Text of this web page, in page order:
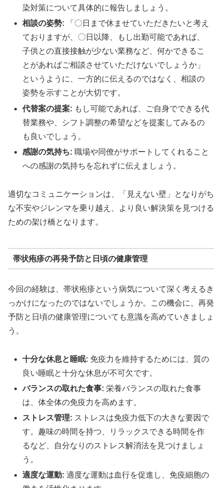
染対策について具体的に報告しましょう。
相談の姿勢: 「〇日まで休ませていただきたいと考え
ておりますが、〇日以降、もし出勤可能であれば、
子供との直接接触が少ない業務など、何かできるこ
とがあればご相談させていただけないでしょうか」
というように、一方的に伝えるのではなく、相談の
姿勢を示すことが大切です。
代替案の提案: もし可能であれば、ご自身でできる代
替業務や、シフト調整の希望などを提案してみるの
も良いでしょう。
感謝の気持ち: 職場や同僚がサポートしてくれること
への感謝の気持ちを忘れずに伝えましょう。
適切なコミュニケーションは、「見えない壁」となりがち
な不安やジレンマを乗り越え、より良い解決策を見つける
ための架け橋となります。
帯状疱疹の再発予防と日頃の健康管理
今回の経験は、帯状疱疹という病気について深く考えるき
っかけになったのではないでしょうか。この機会に、再発
予防と日頃の健康管理についても意識を高めていきましょ
う。
十分な休息と睡眠: 免疫力を維持するためには、質の
良い睡眠と十分な休息が不可欠です。
バランスの取れた食事: 栄養バランスの取れた食事
は、体全体の免疫力を高めます。
ストレス管理: ストレスは免疫力低下の大きな要因で
す。趣味の時間を持つ、リラックスできる時間を作
るなど、自分なりのストレス解消法を見つけましょ
う。
適度な運動: 適度な運動は血行を促進し、免疫細胞の